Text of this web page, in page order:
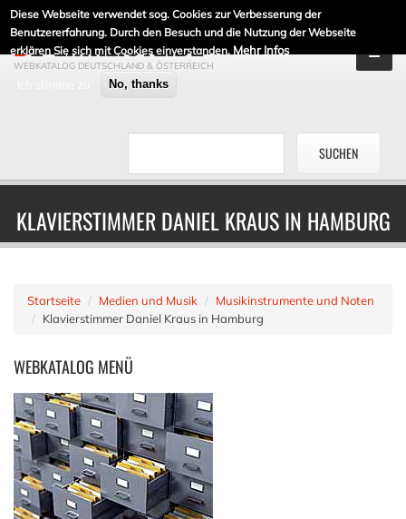
Diese Webseite verwendet sog. Cookies zur Verbesserung der
Benutzererfahrung. Durch den Besuch und die Nutzung der Webseite
erklären Sie sich mit Cookies einverstanden. Mehr Infos
No, thanks
DE-LINKLISTE.DE
WEBKATALOG DEUTSCHLAND & ÖSTERREICH
KLAVIERSTIMMER DANIEL KRAUS IN HAMBURG
Startseite Medien und Musik
Musikinstrumente und Noten
Klavierstimmer Daniel Kraus in Hamburg
WEBKATALOG MENÜ